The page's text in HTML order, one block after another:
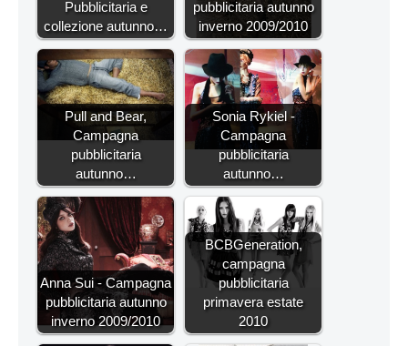
Pubblicitaria e
collezione autunno…
pubblicitaria autunno
inverno 2009/2010
Pull and Bear,
Campagna
pubblicitaria
autunno…
Sonia Rykiel -
Campagna
pubblicitaria
autunno…
Anna Sui - Campagna
pubblicitaria autunno
inverno 2009/2010
BCBGeneration,
campagna
pubblicitaria
primavera estate
2010